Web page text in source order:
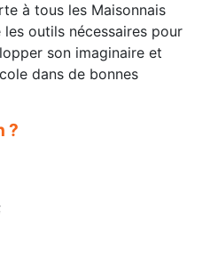
à tous les Maisonnais
outils nécessaires pour
son imaginaire et
dans de bonnes
?